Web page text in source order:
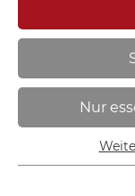
Sie sind hier:
Metall -Nur
Essenziell
Essenzielle